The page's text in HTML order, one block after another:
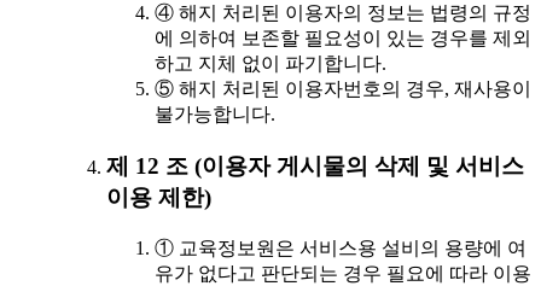
④ 해지 처리된 이용자의 정보는 법령의 규정
에 의하여 보존할 필요성이 있는 경우를 제외
하고 지체 없이 파기합니다.
⑤ 해지 처리된 이용자번호의 경우, 재사용이
불가능합니다.
제 12 조 (이용자 게시물의 삭제 및 서비스
이용 제한)
① 교육정보원은 서비스용 설비의 용량에 여
유가 없다고 판단되는 경우 필요에 따라 이용